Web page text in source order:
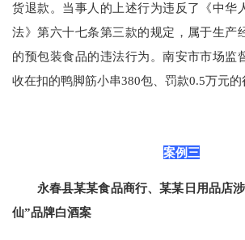
货退款。当事人的上述行为违反了《中华
法》第六十七条第三款的规定，属于生产
的预包装食品的违法行为。南安市市场监
收在扣的鸭脚筋小串380包、罚款0.5万元的
案例三
永春县某某食品商行、某某日用品店
仙”品牌白酒案